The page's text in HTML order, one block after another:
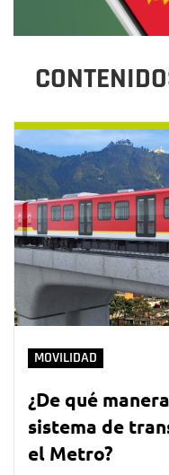
MOVILIDAD
¿De qué
sistema de
el Metro?